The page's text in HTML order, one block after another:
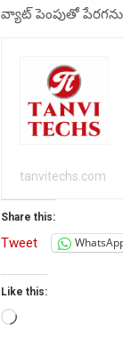
వ్యాట్ పెంపుతో
tanvitechs.com
Share this:
Tweet
Like this:
Loading…